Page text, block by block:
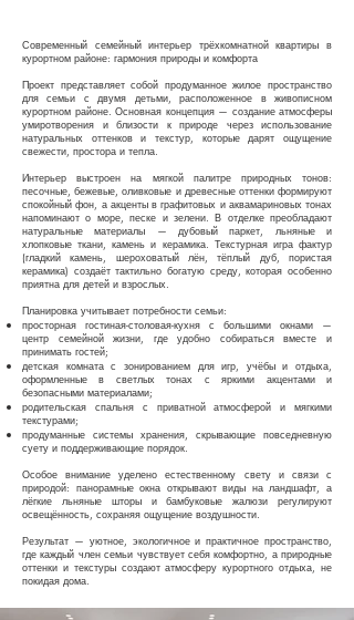
Современный семейный интерьер трёхкомнатной квартиры в
курортном районе: гармония природы и комфорта
Проект представляет собой продуманное жилое пространство
для семьи с двумя детьми, расположенное в живописном
курортном районе. Основная концепция — создание атмосферы
умиротворения и близости к природе через использование
натуральных оттенков и текстур, которые дарят ощущение
свежести, простора и тепла.
Интерьер выстроен на мягкой палитре природных тонов:
песочные, бежевые, оливковые и древесные оттенки формируют
спокойный фон, а акценты в графитовых и аквамариновых тонах
напоминают о море, песке и зелени. В отделке преобладают
натуральные материалы — дубовый паркет, льняные и
хлопковые ткани, камень и керамика. Текстурная игра фактур
(гладкий камень, шероховатый лён, тёплый дуб, пористая
керамика) создаёт тактильно богатую среду, которая особенно
приятна для детей и взрослых.
Планировка учитывает потребности семьи:
просторная гостиная-столовая-кухня с большими окнами —
центр семейной жизни, где удобно собираться вместе и
принимать гостей;
детская комната с зонированием для игр, учёбы и отдыха,
оформленные в светлых тонах с яркими акцентами и
безопасными материалами;
родительская спальня с приватной атмосферой и мягкими
текстурами;
продуманные системы хранения, скрывающие повседневную
суету и поддерживающие порядок.
Особое внимание уделено естественному свету и связи с
природой: панорамные окна открывают виды на ландшафт, а
лёгкие льняные шторы и бамбуковые жалюзи регулируют
освещённость, сохраняя ощущение воздушности.
Результат — уютное, экологичное и практичное пространство,
где каждый член семьи чувствует себя комфортно, а природные
оттенки и текстуры создают атмосферу курортного отдыха, не
покидая дома.